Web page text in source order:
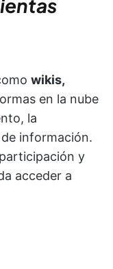
wikis,
en la nube
la
información.
y
acceder a